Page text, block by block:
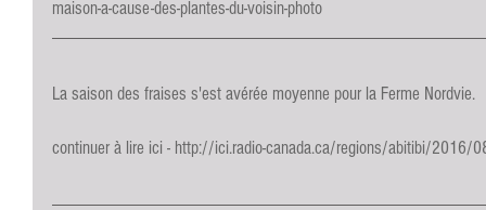
maison-a-cause-des-plantes-du-voisin-photo
La saison des fraises s'est avérée moyenne pour la Ferme Nordvie.
continuer à lire ici - http://ici.radio-canada.ca/regions/abitibi/2016/